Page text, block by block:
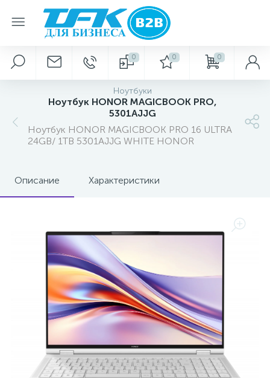
0 0 0
Ноутбуки
Ноутбук HONOR MAGICBOOK PRO,
5301AJJG
Ноутбук HONOR MAGICBOOK PRO 16 ULTRA
24GB/ 1TB 5301AJJG WHITE HONOR
Описание Характеристики